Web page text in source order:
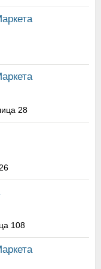
28
108